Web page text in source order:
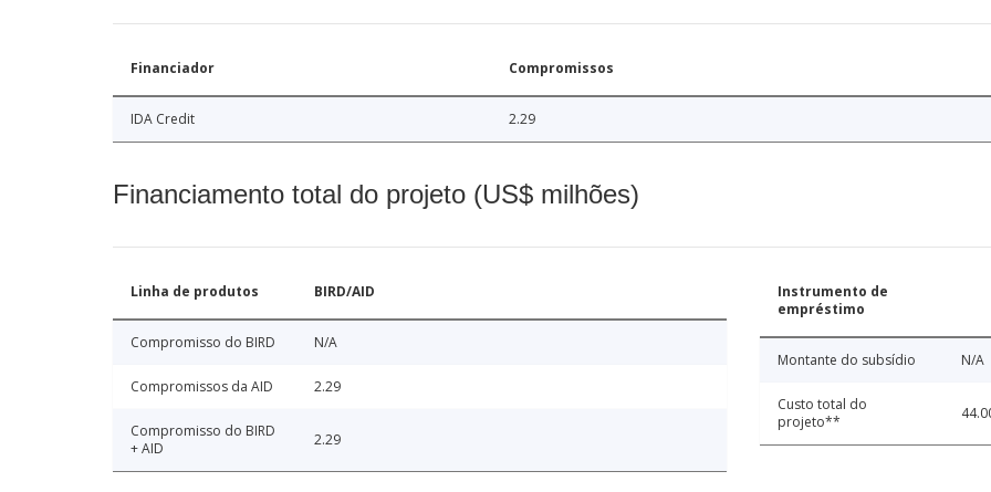
Financiador Compromissos
IDA Credit 2.29
Financiamento total do projeto (US$ milhões)
Linha de produtos BIRD/AID
Compromisso do BIRD N/A
Compromissos da AID 2.29
Compromisso do BIRD
+ AID
2.29
Instrumento de
empréstimo
Montante do subsídio N/A
Custo total do
projeto**